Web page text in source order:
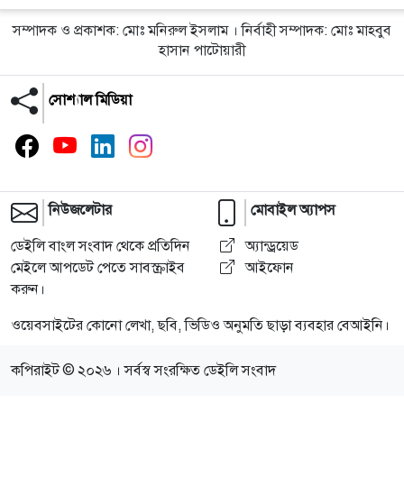
সম্পাদক ও প্রকাশক: মোঃ মনিরুল ইসলাম । নির্বাহী সম্পাদক: মোঃ মাহবুব
হাসান পাটোয়ারী
সোশ্যাল মিডিয়া
নিউজলেটার
ডেইলি বাংল সংবাদ থেকে প্রতিদিন
মেইলে আপডেট পেতে সাবস্ক্রাইব
করুন।
মোবাইল অ্যাপস
অ্যান্ড্রয়েড
আইফোন
ওয়েবসাইটের কোনো লেখা, ছবি, ভিডিও অনুমতি ছাড়া ব্যবহার বেআইনি।
কপিরাইট © ২০২৬ । সর্বস্ব সংরক্ষিত ডেইলি সংবাদ